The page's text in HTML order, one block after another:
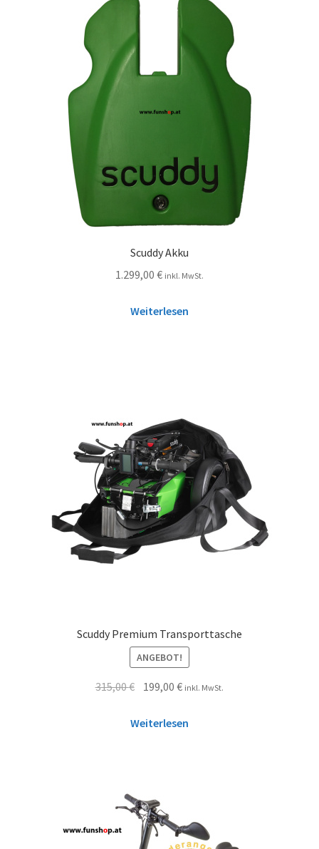
Scuddy Akku
1.299,00 € inkl. MwSt.
Weiterlesen
Scuddy Premium Transporttasche
ANGEBOT!
315,00€ 199,00€ inkl. MwSt.
Weiterlesen